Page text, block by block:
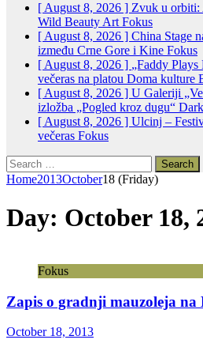
[ August 8, 2026 ] Zvuk u orbiti:
Wild Beauty Art Fokus
[ August 8, 2026 ] China Stage
između Crne Gore i Kine Fokus
[ August 8, 2026 ] „Faddy
večeras na platou Doma kulture
[ August 8, 2026 ] U Galeriji
izložba „Pogled kroz dugu“
[ August 8, 2026 ] Ulcinj –
večeras Fokus
Search
for:
Home2013October18 (Friday)
Day: October 18,
Fokus
Zapis o gradnji mauzoleja na
October 18, 2013